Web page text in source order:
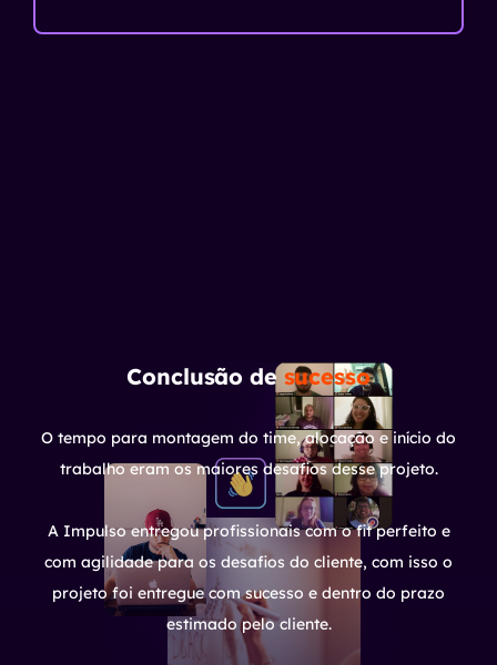
Conclusão de sucesso
O tempo para montagem do time, alocação e início do
trabalho eram os maiores desafios desse projeto.
A Impulso entregou profissionais com o fit perfeito e
com agilidade para os desafios do cliente, com isso o
projeto foi entregue com sucesso e dentro do prazo
estimado pelo cliente.